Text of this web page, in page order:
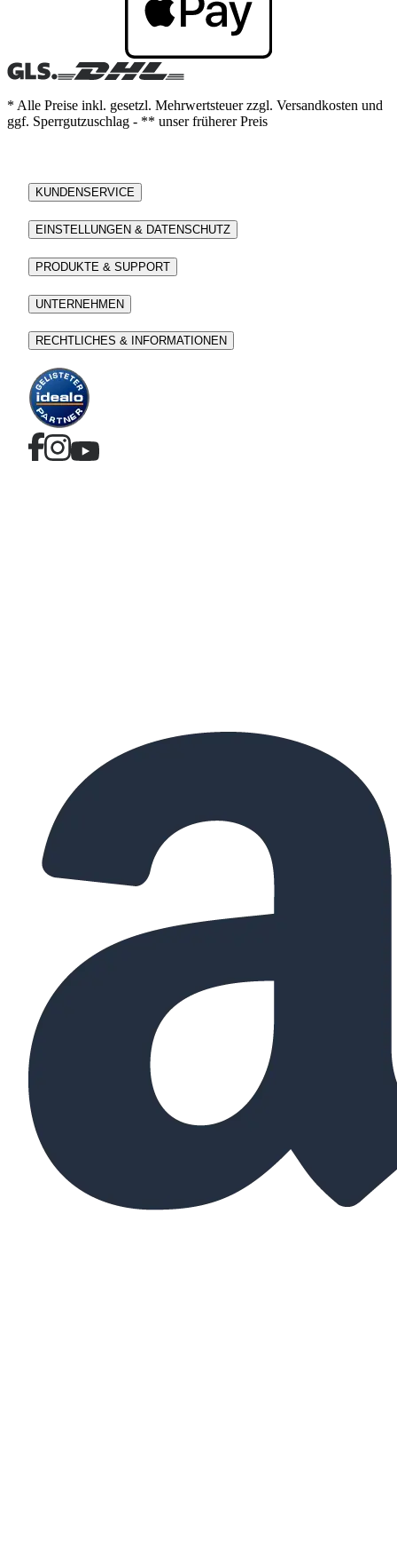
* Alle Preise inkl. gesetzl. Mehrwertsteuer zzgl. Versandkosten und
ggf. Sperrgutzuschlag - ** unser früherer Preis
KUNDENSERVICE
EINSTELLUNGEN & DATENSCHUTZ
PRODUKTE & SUPPORT
UNTERNEHMEN
RECHTLICHES & INFORMATIONEN